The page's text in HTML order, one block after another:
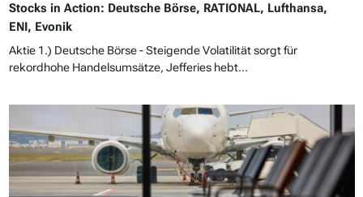
Stocks in Action: Deutsche Börse, RATIONAL, Lufthansa,
ENI, Evonik
Aktie 1.) Deutsche Börse - Steigende Volatilität sorgt für
rekordhohe Handelsumsätze, Jefferies hebt...